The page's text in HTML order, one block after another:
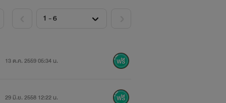
13 ต.ค. 2559 05:34 น.
29 มิ.ย. 2558 12:22 น.